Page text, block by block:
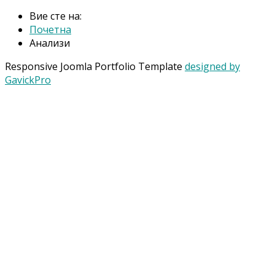
Вие сте на:
Почетна
Анализи
Responsive Joomla Portfolio Template designed by
GavickPro